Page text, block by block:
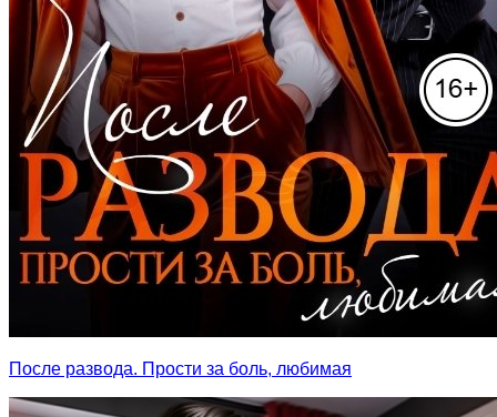
После развода. Прости за боль, любимая